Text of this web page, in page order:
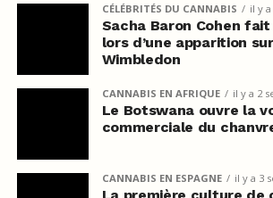
CÉLÉBRITÉS DU CANNABIS il y
Sacha Baron Cohen fait
lors d’une apparition
Wimbledon
CANNABIS EN AFRIQUE il y a 2
Le Botswana ouvre la
commerciale du
CANNABIS EN ESPAGNE il y a 3